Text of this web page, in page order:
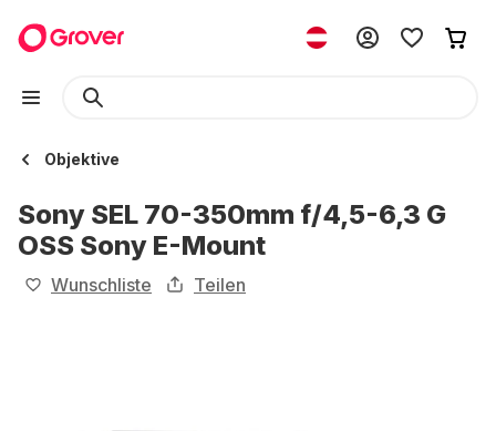
Objektive
Sony SEL 70-350mm f/4,5-6,3 G
OSS Sony E-Mount
Wunschliste Teilen